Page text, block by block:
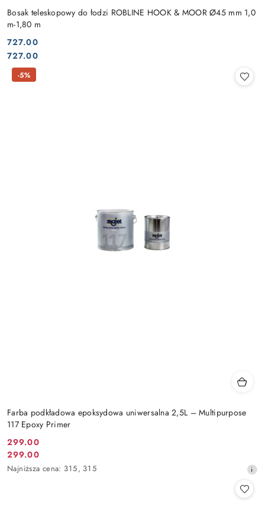
Bosak teleskopowy do łodzi ROBLINE HOOK & MOOR Ø45 mm 1,0
m-1,80 m
Cena:
727.00
Cena:
727.00
Farba podkładowa epoksydowa uniwersalna 2,5L – Multipurpose
117 Epoxy Primer
Cena
promocyjna:
299.00
Cena
promocyjna:
299.00
Najniższa
Najniższa cena: 315, 315
-5%